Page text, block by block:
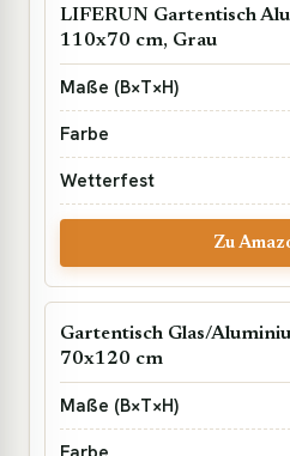
LIFERUN Gartentisch
110x70 cm, Grau
Zu
Gartentisch Glas/
70x120 cm